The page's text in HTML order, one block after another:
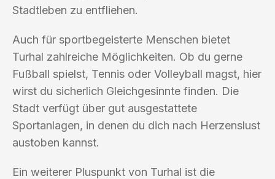
Stadtleben zu entfliehen.
Auch für sportbegeisterte Menschen bietet
Turhal zahlreiche Möglichkeiten. Ob du gerne
Fußball spielst, Tennis oder Volleyball magst, hier
wirst du sicherlich Gleichgesinnte finden. Die
Stadt verfügt über gut ausgestattete
Sportanlagen, in denen du dich nach Herzenslust
austoben kannst.
Ein weiterer Pluspunkt von Turhal ist die